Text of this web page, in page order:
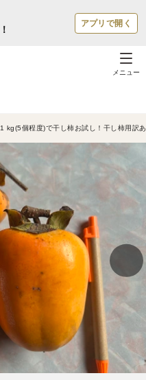
アプリで開く
メニュー
1 kg(5個程度)で干し柿お試し！干し柿用訳